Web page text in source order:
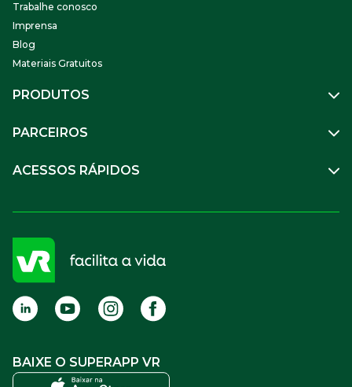
Trabalhe conosco
Imprensa
Blog
Materiais Gratuitos
PRODUTOS
Benefícios
Soluções Financeiras
Compre Online
PARCEIROS
Parceiro VR
APP VR Estabelecimentos
ACESSOS RÁPIDOS
Sou empresa
FAQ
Termos de Uso
BAIXE O SUPERAPP VR